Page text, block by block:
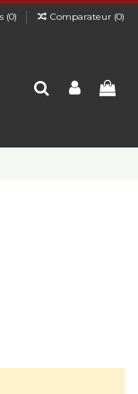
(0) Comparateur (0)